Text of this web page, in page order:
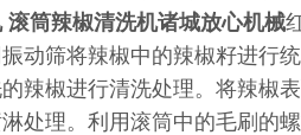
滚筒辣椒清洗机诸城放心机械
动筛将辣椒中的辣椒籽进行
辣椒进行清洗处理。将辣椒
处理。利用滚筒中的毛刷的